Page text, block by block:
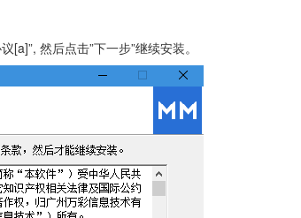
[a]”, 然后点击”下一步”继续安装。